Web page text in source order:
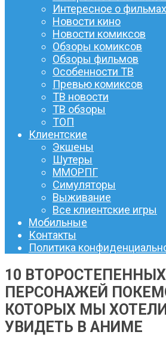
Интересное о фильмах
Новости кино
Новости комиксов
Обзоры комиксов
Обзоры фильмов
Особенности ТВ
Превью комиксов
ТВ новости
ТВ обзоры
ТОП
Клиентские
Экшены
Шутеры
ММОРПГ
Симуляторы
Выживание
Все клиентские игры
Мобильные
Контакты
Политика
10 ВТОРОСТЕПЕННЫХ
ПЕРСОНАЖЕЙ
КОТОРЫХ МЫ
УВИДЕТЬ В АНИМЕ